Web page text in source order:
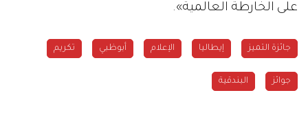
على الخارطة العالمية».
جائزة التميز إيطاليا الإعلام أبوظبي تكريم
جوائز البندقية